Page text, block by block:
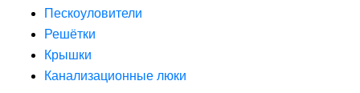
Пескоуловители
Решётки
Крышки
Канализационные люки